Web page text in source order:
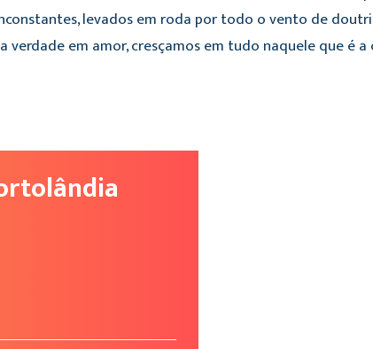
levados em roda por todo o vento de
em amor, cresçamos em tudo naquele que é